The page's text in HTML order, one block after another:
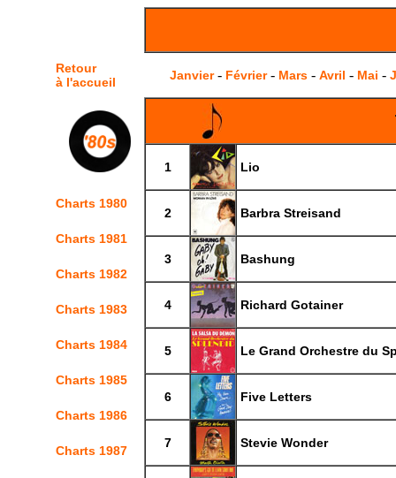
Retour
à l'accueil
Janvier- Février- Mars- Avril - Mai -
Charts 1980
Charts 1981
Charts 1982
Charts 1983
Charts 1984
Charts 1985
Charts 1986
Charts 1987
1 Lio
2 Barbra Streisand
3 Bashung
4 Richard Gotainer
5 Le Grand Orchestre du
6 Five Letters
7 Stevie Wonder